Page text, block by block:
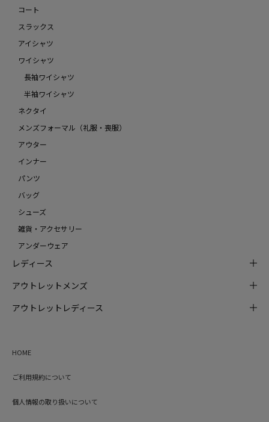
コート
スラックス
アイシャツ
ワイシャツ
長袖ワイシャツ
半袖ワイシャツ
ネクタイ
メンズフォーマル（礼服・喪服）
アウター
インナー
パンツ
バッグ
シューズ
雑貨・アクセサリー
アンダーウェア
レディース
アウトレットメンズ
アウトレットレディース
HOME
ご利用規約について
個人情報の取り扱いについて